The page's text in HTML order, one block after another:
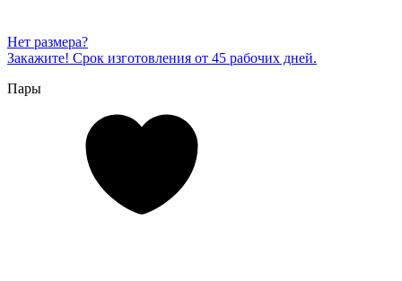
Нет размера?
Закажите! Срок изготовления от 45 рабочих дней.
Пары